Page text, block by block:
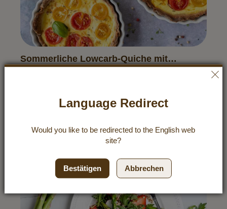
Sommerliche Lowcarb-Quiche mit
Tomaten & Basilikum
Rezepte entdecken
Language Redirect
Would you like to be redirected to the English web
site?
Bestätigen Abbrechen